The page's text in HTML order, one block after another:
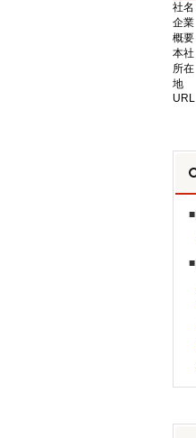
社名
企業
概要
本社
所在
地
URL